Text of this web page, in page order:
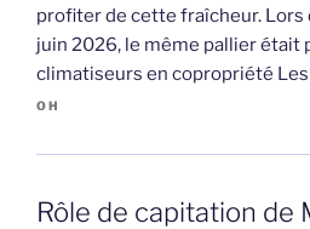
profiter de cette fraîcheur. Lors
juin 2026, le même pallier était
climatiseurs en copropriété
OH
Rôle de capitation de